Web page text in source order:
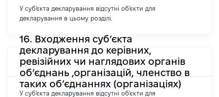
У суб'єкта декларування відсутні об'єкти для
декларування в цьому розділі.
16. Входження суб’єкта
декларування до керівних,
ревізійних чи наглядових органів
об’єднань ,організацій, членство в
таких об’єднаннях (організаціях)
У суб'єкта декларування відсутні об'єкти для